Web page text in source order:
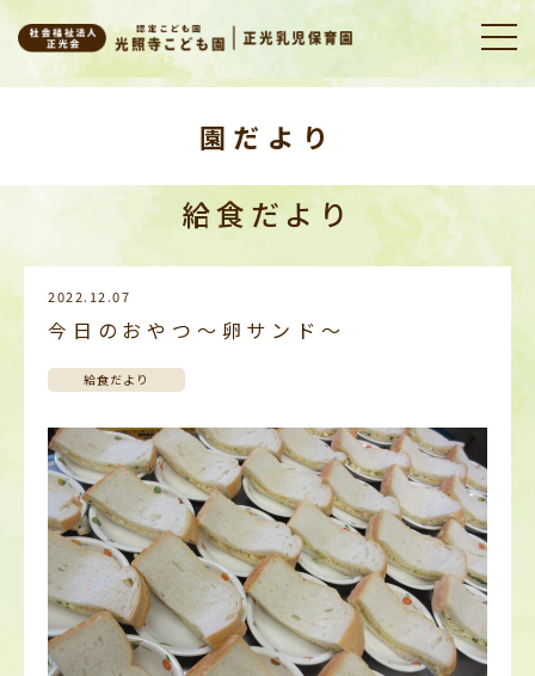
園だより
給食だより
2022.12.07
今日のおやつ～卵サンド～
給食だより